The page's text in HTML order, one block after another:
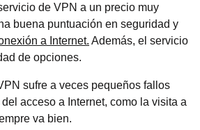
de VPN a un precio muy
buena puntuación en seguridad y
a Internet. Además, el servicio
de opciones.
sufre a veces pequeños fallos
acceso a Internet, como la visita a
va bien.